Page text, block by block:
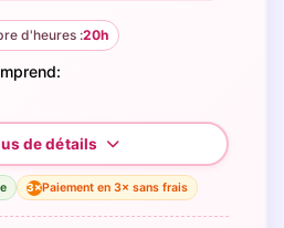
d'heures :20h
3×Paiement en 3× sans frais